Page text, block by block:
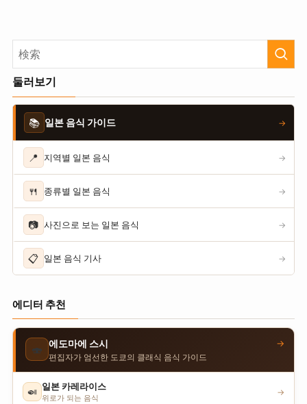
둘러보기
📚 일본 음식 가이드 →
📍 지역별 일본 음식 →
🍴 종류별 일본 음식 →
📷 사진으로 보는 일본 음식 →
📋 일본 음식 기사 →
에디터 추천
🍣 에도마에 스시
편집자가 엄선한 도쿄의 클래식 음식 가이드
→
🍛 일본 카레라이스
위로가 되는 음식
→